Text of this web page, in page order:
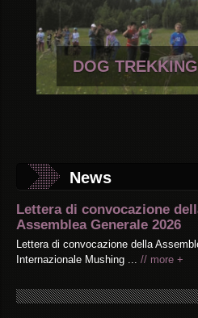
DOG TREKKING
News
Lettera di convocazione
Assemblea Generale 2026
Lettera di convocazione della
Internazionale Mushing ... // more +